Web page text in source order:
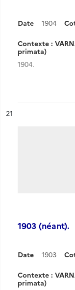
Date 1904
Contexte :
primata)
1904.
n°
21
1903 (néant).
Date 1903
Contexte :
primata)